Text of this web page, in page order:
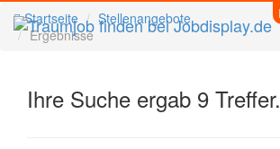
Startseite
Stellenangebote
Ergebnisse
Ihre Suche ergab 9 Treffer.